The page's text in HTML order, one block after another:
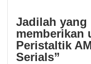
Jadilah yang
memberikan
Peristaltik
Serials”